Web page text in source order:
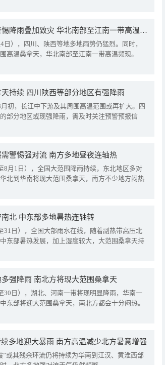
四川陕西等地需警惕降雨叠加致灾 华北南部至江南一带高温频现
日），四川、陕西等地多地雨势仍猛烈。同时，
高温桑拿天，华北南部至江南一带高温频现。
持续 四川陕西等部分地区有强降雨
初，长江中下游及其周围高温范围或再扩大。四
部分地区或现强降雨，需及时关注预警预报信
警惕强对流 南方多地昼夜连轴热
8月1日），全国大范围降雨持续，东北地区多对
北到华南将现大范围桑拿天，南方不少地方闷热
北 中东部多地暑热连轴转
31日），全国大部雨水在线，随着副热带高压北
东部暑热发展，加上湿度较大，大范围桑拿天持
强降雨 南北方将现大范围桑拿天
30日），湖北、河南一带将现明显降雨，华南一
东部将迎大范围桑拿天，南北方都会十分闷热。
多地迎大暴雨 南方高温减少北方暑意增强
”或其残余环流仍将持续为华南到江汉、黄淮西部